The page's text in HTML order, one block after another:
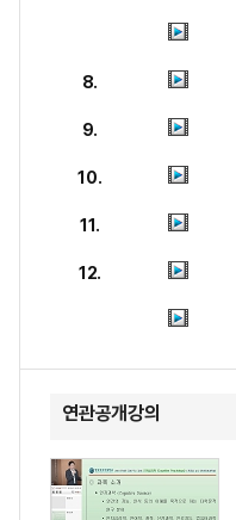
8.
9.
10.
11.
12.
연관공개강의